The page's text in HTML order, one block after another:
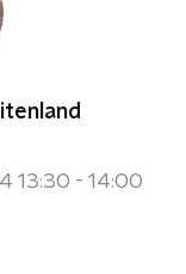
13:30 - 14:00